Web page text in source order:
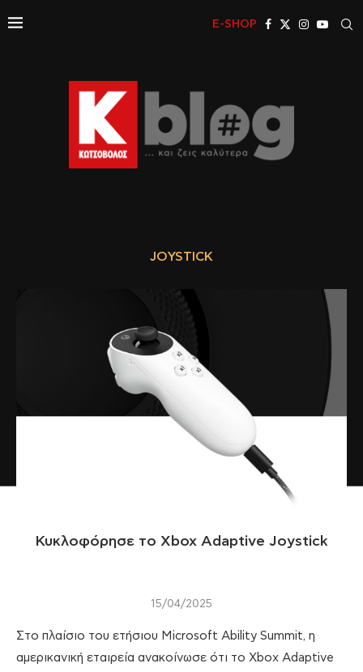
E-SHOP
JOYSTICK
Κυκλοφόρησε το Xbox Adaptive Joystick
15/04/2025
Στο πλαίσιο του ετήσιου Microsoft Ability Summit, η
αμερικανική εταιρεία ανακοίνωσε ότι το Xbox Adaptive